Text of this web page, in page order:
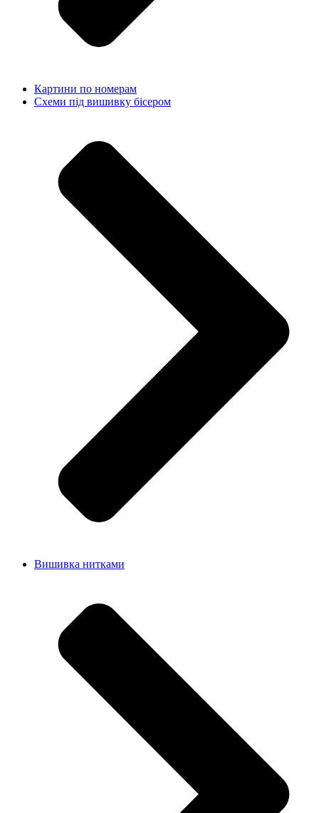
Картини по номерам
Схеми під вишивку бісером
Вишивка нитками